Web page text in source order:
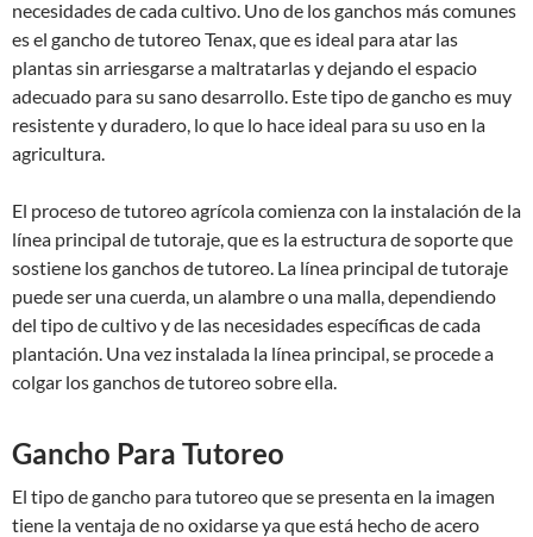
necesidades de cada cultivo. Uno de los ganchos más comunes
es el gancho de tutoreo Tenax, que es ideal para atar las
plantas sin arriesgarse a maltratarlas y dejando el espacio
adecuado para su sano desarrollo. Este tipo de gancho es muy
resistente y duradero, lo que lo hace ideal para su uso en la
agricultura.
El proceso de tutoreo agrícola comienza con la instalación de la
línea principal de tutoraje, que es la estructura de soporte que
sostiene los ganchos de tutoreo. La línea principal de tutoraje
puede ser una cuerda, un alambre o una malla, dependiendo
del tipo de cultivo y de las necesidades específicas de cada
plantación. Una vez instalada la línea principal, se procede a
colgar los ganchos de tutoreo sobre ella.
Gancho Para Tutoreo
El tipo de gancho para tutoreo que se presenta en la imagen
tiene la ventaja de no oxidarse ya que está hecho de acero